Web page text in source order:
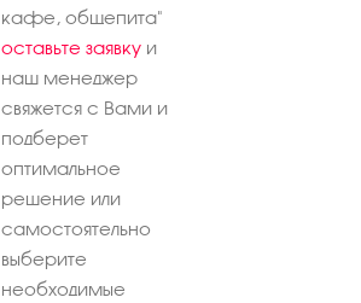
кафе, общепита"
оставьте заявку и
наш менеджер
свяжется с Вами и
подберет
оптимальное
решение или
самостоятельно
выберите
необходимые